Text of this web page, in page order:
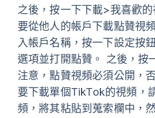
之後，按一下下載>我喜歡的
要從他人的帳戶下載點贊視頻
入帳戶名稱，按一下設定按
選項並打開點贊 。 之後，按
注意，點贊視頻必須公開，
要下載單個TikTok的視頻 ，
頻，將其粘貼到蒐索欄中，